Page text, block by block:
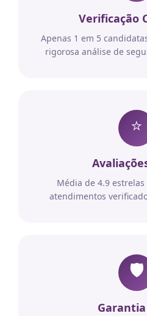
Verificação
Apenas 1 em 5
rigorosa análise de
⭐
Média de 4.9
atendimentos
🛡️